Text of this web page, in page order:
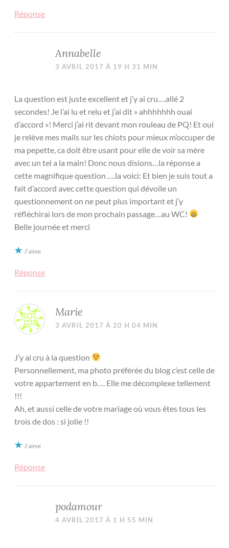
Réponse
Annabelle
3 AVRIL 2017 À 19 H 31 MIN
La question est juste excellent et j’y ai cru….allé 2
secondes! Je l’ai lu et relu et j’ai dit » ahhhhhhh ouai
d’accord »! Merci j’ai rit devant mon rouleau de PQ! Et oui
je relève mes mails sur les chiots pour mieux m’occuper de
ma pepette, ca doit être usant pour elle de voir sa mère
avec un tel a la main! Donc nous disions…la réponse a
cette magnifique question ….la voici: Et bien je suis tout a
fait d’accord avec cette question qui dévoile un
questionnement on ne peut plus important et j’y
réfléchirai lors de mon prochain passage…au WC!
Belle journée et merci
J’aime
Réponse
Marie
3 AVRIL 2017 À 20 H 04 MIN
J’y ai cru à la question
Personnellement, ma photo préférée du blog c’est celle de
votre appartement en b…. Elle me décomplexe tellement
!!!
Ah, et aussi celle de votre mariage où vous êtes tous les
trois de dos : si jolie !!
J’aime
Réponse
podamour
4 AVRIL 2017 À 1 H 55 MIN